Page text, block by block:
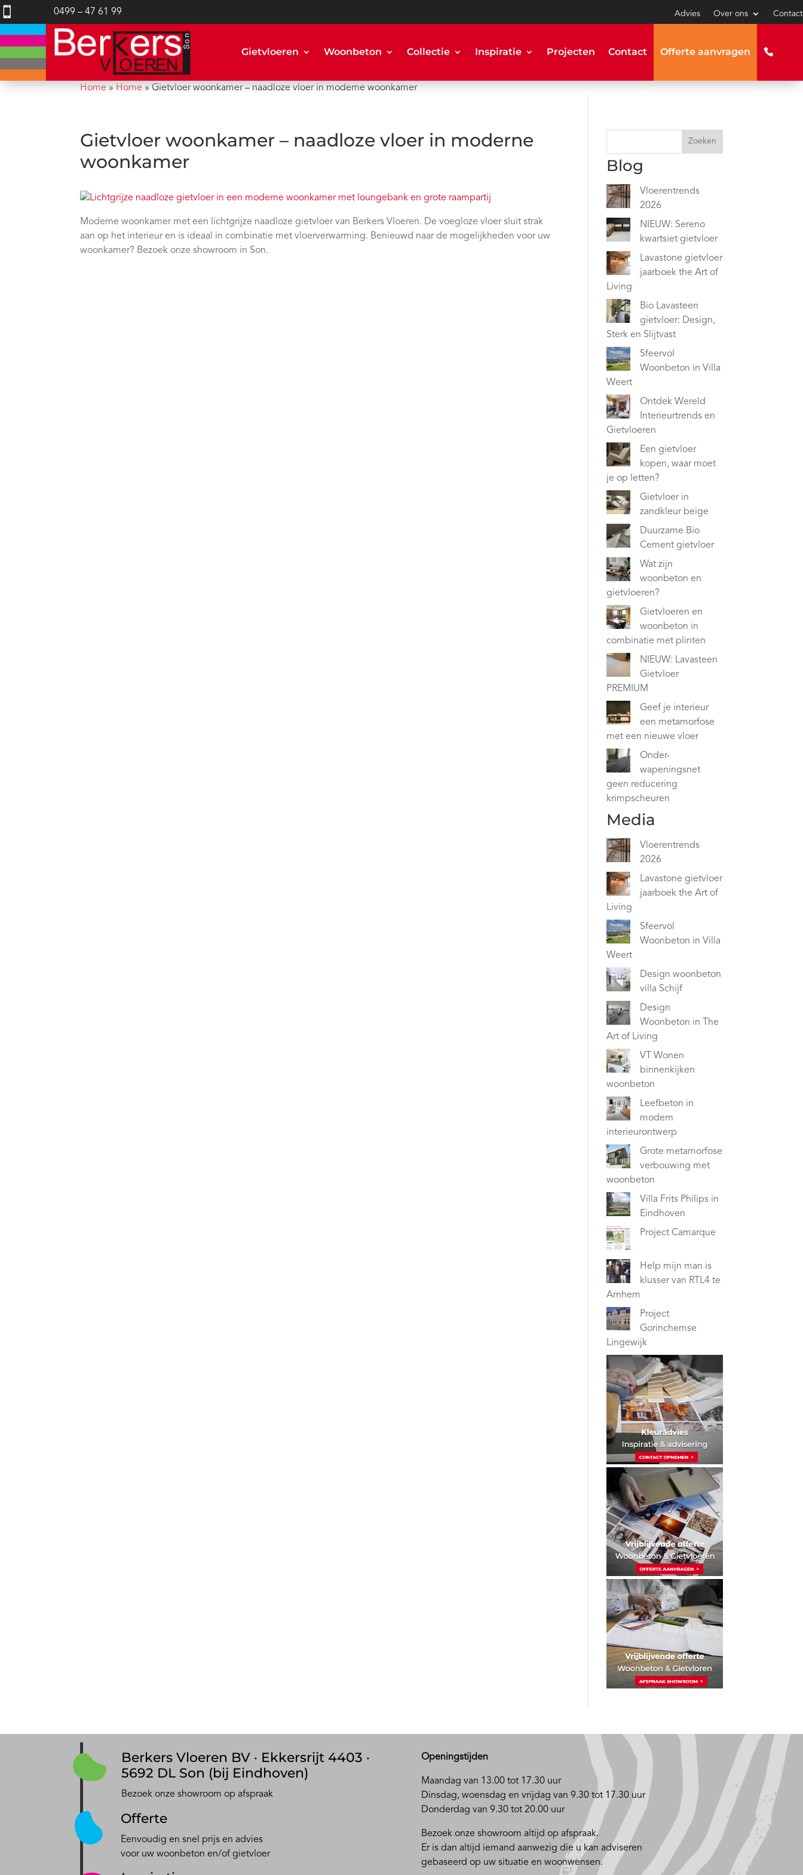
 0499 – 47 61 99 Advies Over ons Contact
Gietvloeren Woonbeton Collectie Inspiratie Projecten Contact Offerte aanvragen
Home » Home »Gietvloer woonkamer – naadloze vloer in moderne woonkamer
Gietvloer woonkamer – naadloze vloer in moderne
woonkamer
Moderne woonkamer met een lichtgrijze naadloze gietvloer van Berkers Vloeren. De voegloze vloer sluit strak
aan op het interieur en is ideaal in combinatie met vloerverwarming. Benieuwd naar de mogelijkheden voor uw
woonkamer? Bezoek onze showroom in Son.
Zoeken
Blog
Vloerentrends
2026
NIEUW: Sereno
kwartsiet gietvloer
Lavastone gietvloer
jaarboek the Art of
Living
Bio Lavasteen
gietvloer: Design,
Sterk en Slijtvast
Sfeervol
Woonbeton in Villa
Weert
Ontdek Wereld
Interieurtrends en
Gietvloeren
Een gietvloer
kopen, waar moet
je op letten?
Gietvloer in
zandkleur beige
Duurzame Bio
Cement gietvloer
Wat zijn
woonbeton en
gietvloeren?
Gietvloeren en
woonbeton in
combinatie met plinten
NIEUW: Lavasteen
Gietvloer
PREMIUM
Geef je interieur
een metamorfose
met een nieuwe vloer
Onder-
wapeningsnet
geen reducering
krimpscheuren
Media
Vloerentrends
2026
Lavastone gietvloer
jaarboek the Art of
Living
Sfeervol
Woonbeton in Villa
Weert
Design woonbeton
villa Schijf
Design
Woonbeton in The
Art of Living
VT Wonen
binnenkijken
woonbeton
Leefbeton in
modern
interieurontwerp
Grote metamorfose
verbouwing met
woonbeton
Villa Frits Philips in
Eindhoven
Project Camarque
Help mijn man is
klusser van RTL4 te
Arnhem
Project
Gorinchemse
Lingewijk
Berkers Vloeren BV · Ekkersrijt 4403 ·
5692 DL Son (bij Eindhoven)
Bezoek onze showroom op afspraak
Offerte
Eenvoudig en snel prijs en advies
voor uw woonbeton en/of gietvloer
Openingstijden
Maandag van 13.00 tot 17.30 uur
Dinsdag, woensdag en vrijdag van 9.30 tot 17.30 uur
Donderdag van 9.30 tot 20.00 uur
Bezoek onze showroom altijd op afspraak.
Er is dan altijd iemand aanwezig die u kan adviseren
gebaseerd op uw situatie en woonwensen.